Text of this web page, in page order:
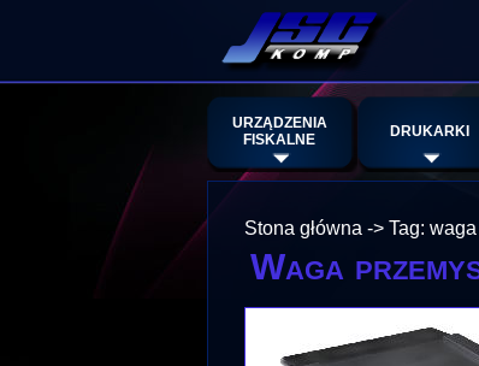
URZĄDZENIA
FISKALNE
DRUKARKI
Stona główna -> Tag:
Waga